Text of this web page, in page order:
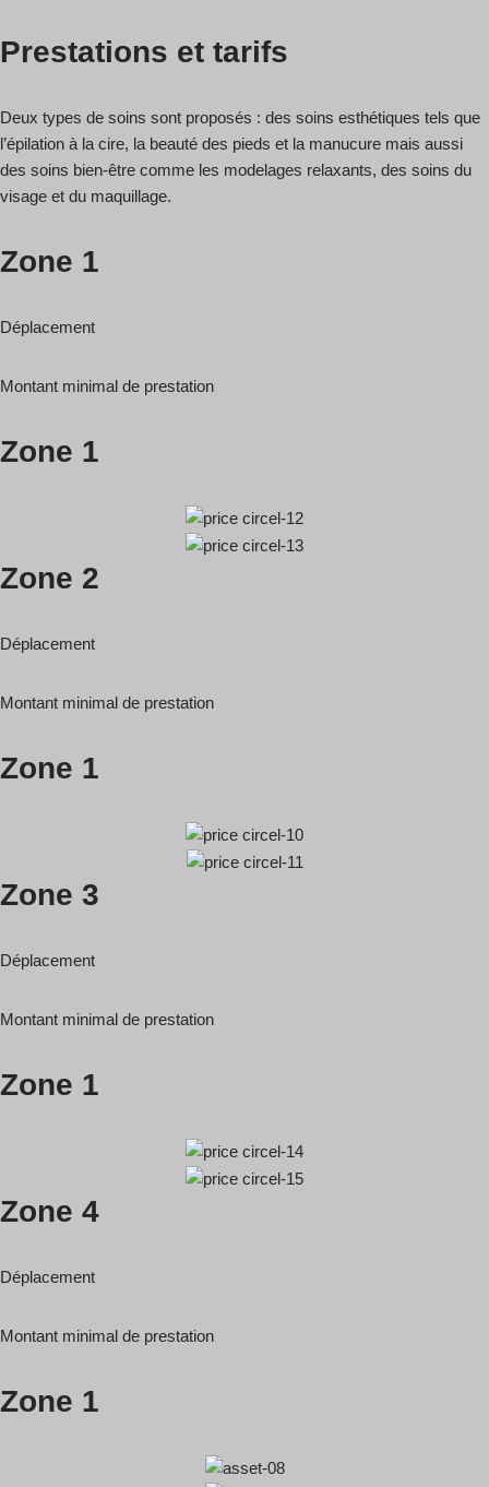
Prestations et tarifs
Deux types de soins sont proposés : des soins esthétiques tels que
l’épilation à la cire, la beauté des pieds et la manucure mais aussi
des soins bien-être comme les modelages relaxants, des soins du
visage et du maquillage.
Zone 1
Déplacement
Montant minimal de prestation
Zone 1
Zone 2
Déplacement
Montant minimal de prestation
Zone 1
Zone 3
Déplacement
Montant minimal de prestation
Zone 1
Zone 4
Déplacement
Montant minimal de prestation
Zone 1